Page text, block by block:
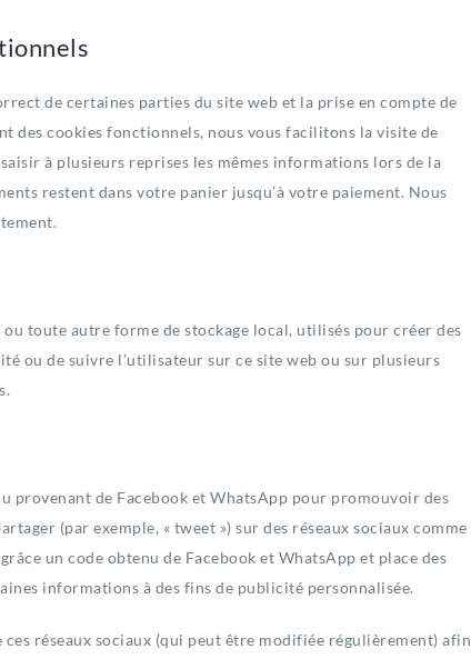
de certaines parties du site web et la prise en compte de
des cookies fonctionnels, nous vous facilitons la visite de
à plusieurs reprises les mêmes informations lors de la
restent dans votre panier jusqu’à votre paiement. Nous
toute autre forme de stockage local, utilisés pour créer des
ou de suivre l’utilisateur sur ce site web ou sur plusieurs
provenant de Facebook et WhatsApp pour promouvoir des
(par exemple, « tweet ») sur des réseaux sociaux comme
un code obtenu de Facebook et WhatsApp et place des
informations à des fins de publicité personnalisée.
réseaux sociaux (qui peut être modifiée régulièrement) afin